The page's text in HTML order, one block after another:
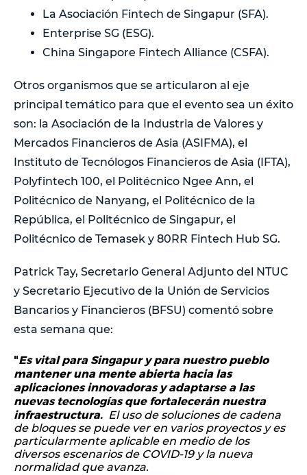
La Asociación Fintech de Singapur (SFA).
Enterprise SG (ESG).
China Singapore Fintech Alliance (CSFA).
Otros organismos que se articularon al eje
principal temático para que el evento sea un éxito
son: la Asociación de la Industria de Valores y
Mercados Financieros de Asia (ASIFMA), el
Instituto de Tecnólogos Financieros de Asia (IFTA),
Polyfintech 100, el Politécnico Ngee Ann, el
Politécnico de Nanyang, el Politécnico de la
República, el Politécnico de Singapur, el
Politécnico de Temasek y 80RR Fintech Hub SG.
Patrick Tay, Secretario General Adjunto del NTUC
y Secretario Ejecutivo de la Unión de Servicios
Bancarios y Financieros (BFSU) comentó sobre
esta semana que:
"Es vital para Singapur y para nuestro pueblo
mantener una mente abierta hacia las
aplicaciones innovadoras y adaptarse a las
nuevas tecnologías que fortalecerán nuestra
infraestructura. El uso de soluciones de cadena
de bloques se puede ver en varios proyectos y es
particularmente aplicable en medio de los
diversos escenarios de COVID-19 y la nueva
normalidad que avanza.